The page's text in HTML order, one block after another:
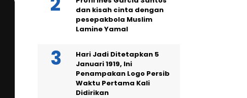
dan kisah cinta dengan
pesepakbola Muslim
Lamine Yamal
Hari Jadi Ditetapkan 5
Januari 1919, Ini
Penampakan Logo Persib
Waktu Pertama Kali
Didirikan